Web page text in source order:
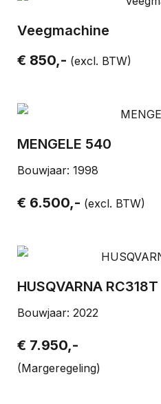
Veegmachine
€ 850,- (excl. BTW)
MENGELE 540
Bouwjaar: 1998
€ 6.500,- (excl. BTW)
HUSQVARNA RC318T
Bouwjaar: 2022
€ 7.950,-
(Margeregeling)